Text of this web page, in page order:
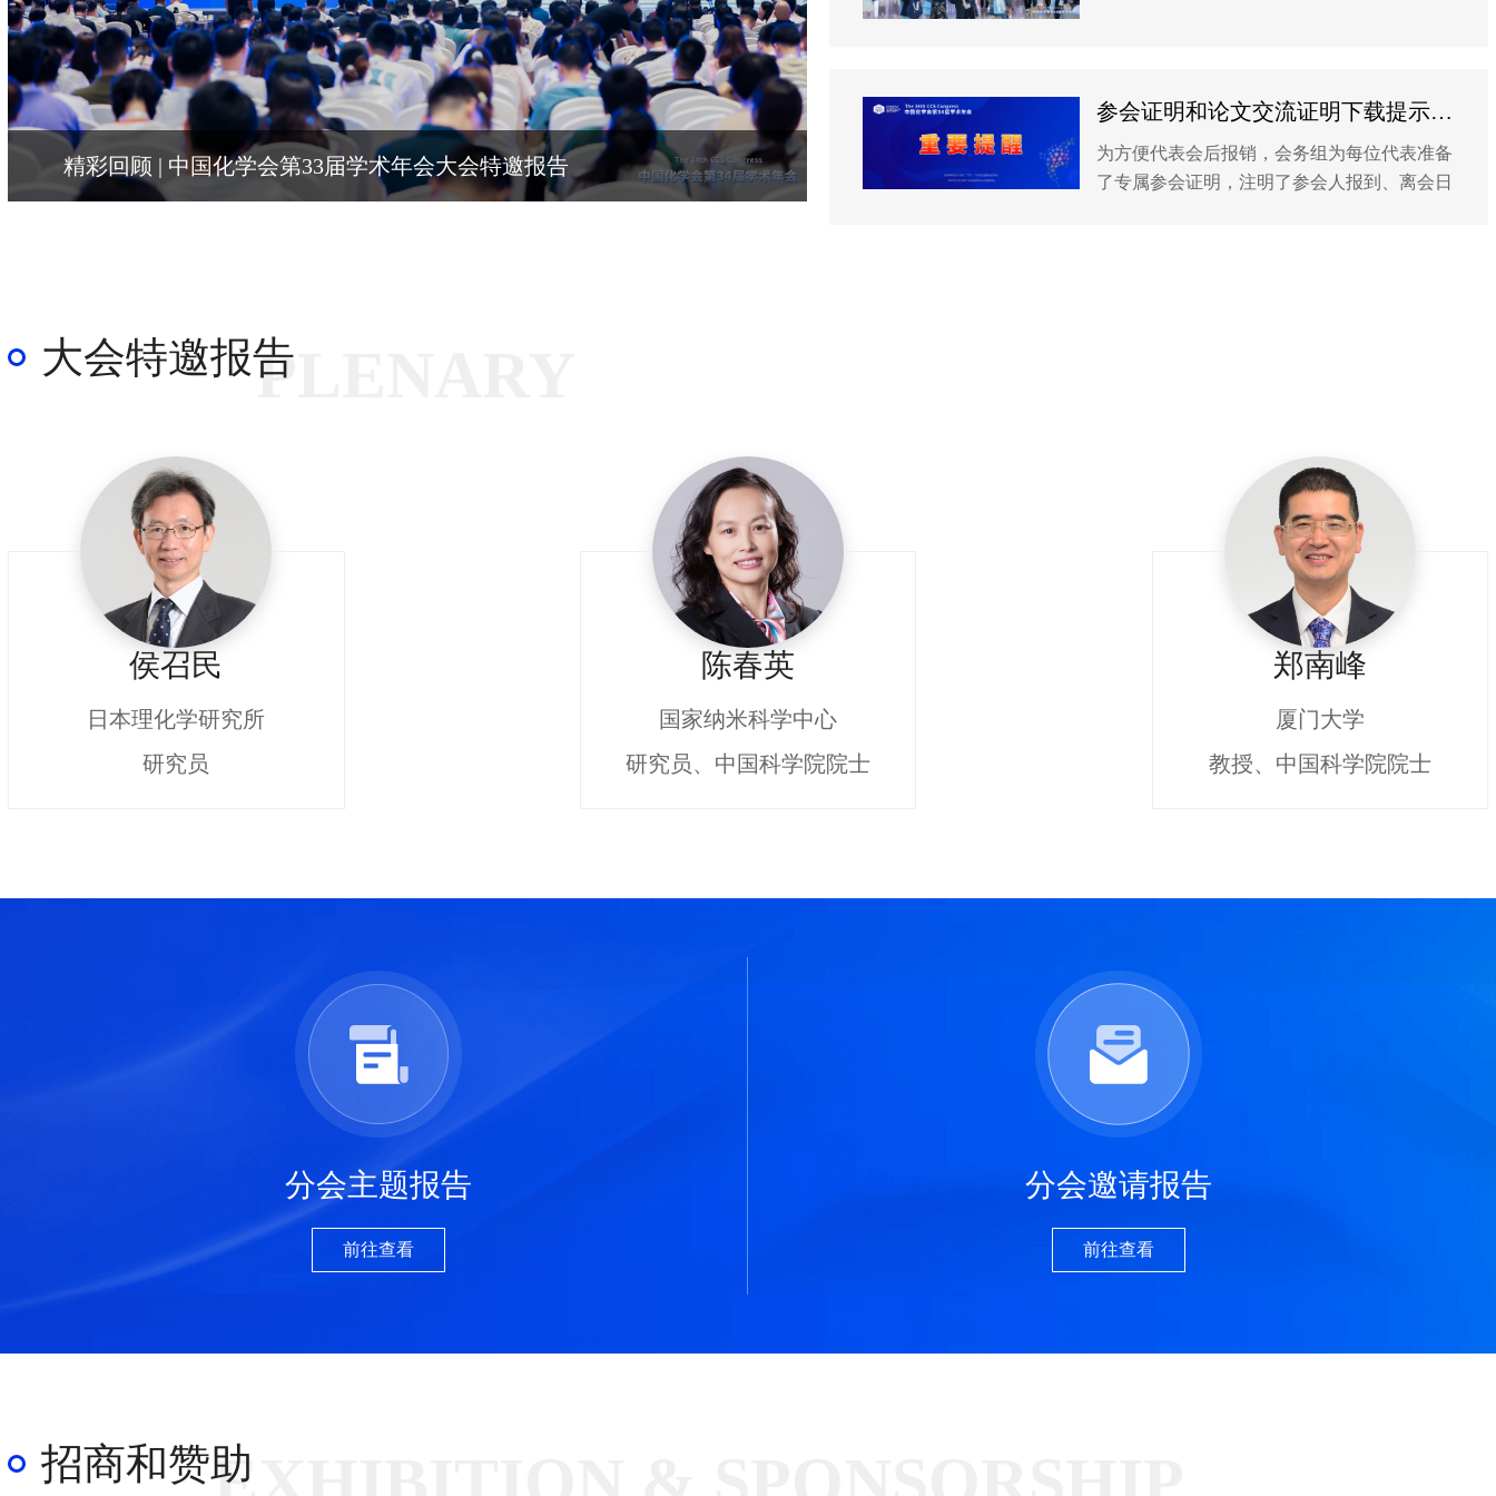
精彩回顾 | 中国化学会第33届学术年会大会特邀报告
个、分会口头报告2291个，快闪报告481个，墙
15000余位化学科技工作者和学生参加会议并进
行交流。
参会证明和论文交流证明下载提示——中国化学会第34届学术年会
为方便代表会后报销，会务组为每位代表准备
了专属参会证明，注明了参会人报到、离会日
大会特邀报告PLENARY
侯召民
日本理化学研究所
研究员
陈春英
国家纳米科学中心
研究员、中国科学院院士
郑南峰
厦门大学
教授、中国科学院院士
分会主题报告
前往查看
分会邀请报告
前往查看
招商和赞助